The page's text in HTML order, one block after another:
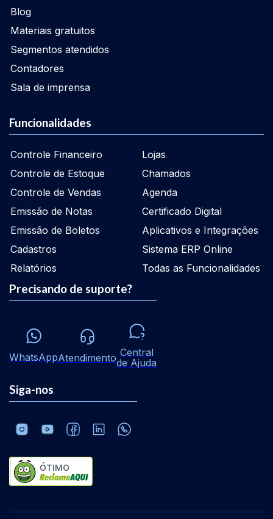
Blog
Materiais gratuitos
Segmentos atendidos
Contadores
Sala de imprensa
Funcionalidades
Controle Financeiro
Controle de Estoque
Controle de Vendas
Emissão de Notas
Emissão de Boletos
Cadastros
Relatórios
Lojas
Chamados
Agenda
Certificado Digital
Aplicativos e Integrações
Sistema ERP Online
Todas as Funcionalidades
Precisando de suporte?
WhatsAppAtendimento Central
de Ajuda
Siga-nos
ÓTIMO